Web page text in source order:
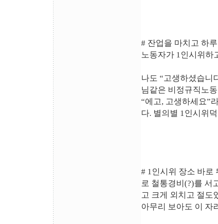
# 잔업을 마치고 하
노동자가 1인시위하
나도 “고생하셨습니
님같은 비정규직노
“에고, 고생하세요”
다. 별의별 1인시위
# 1인시위 장소 바로
로 철통경비(?)를 서
고 크게 외치고 절도
아무리 보아도 이 자